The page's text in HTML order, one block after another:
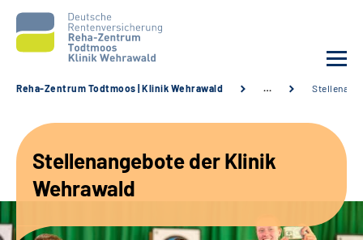
Unsere Angebote
Reha-Zentrum Todtmoos | Klinik Wehrawald …
Stellenangebote der Klinik
Wehrawald